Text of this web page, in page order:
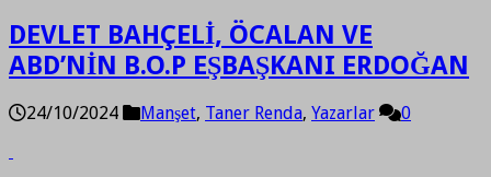
DEVLET BAHÇELİ, ÖCALAN VE
ABD’NİN B.O.P EŞBAŞKANI ERDOĞAN
24/10/2024 Manşet, Taner Renda, Yazarlar 0